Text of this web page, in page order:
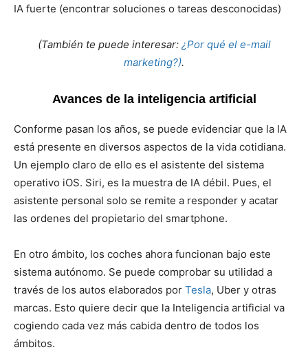
IA fuerte (encontrar soluciones o tareas desconocidas)
(También te puede interesar: ¿Por qué el e-mail
marketing?).
Avances de la inteligencia artificial
Conforme pasan los años, se puede evidenciar que la IA
está presente en diversos aspectos de la vida cotidiana.
Un ejemplo claro de ello es el asistente del sistema
operativo iOS. Siri, es la muestra de IA débil. Pues, el
asistente personal solo se remite a responder y acatar
las ordenes del propietario del smartphone.
En otro ámbito, los coches ahora funcionan bajo este
sistema autónomo. Se puede comprobar su utilidad a
través de los autos elaborados por Tesla, Uber y otras
marcas. Esto quiere decir que la Inteligencia artificial va
cogiendo cada vez más cabida dentro de todos los
ámbitos.